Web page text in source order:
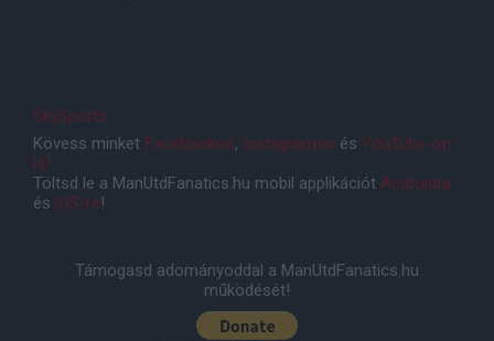
SkySports
Kövess minket Facebookon, Instagramon és YouTube-on
is!
Töltsd le a ManUtdFanatics.hu mobil applikációt Androidra
és iOS-re!
Támogasd adományoddal a ManUtdFanatics.hu
működését!